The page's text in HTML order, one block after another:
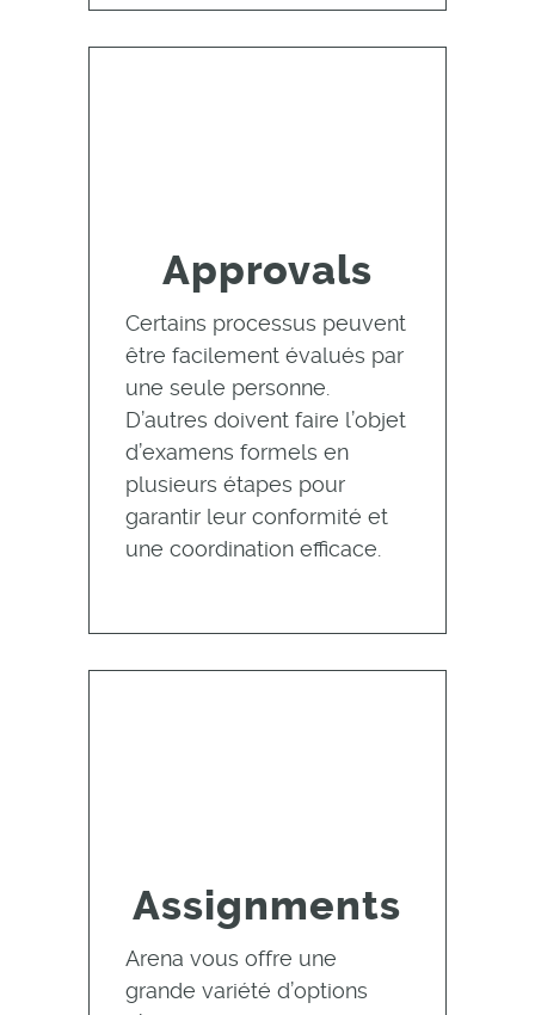
Approvals
Certains processus peuvent
être facilement évalués par
une seule personne.
D’autres doivent faire l’objet
d’examens formels en
plusieurs étapes pour
garantir leur conformité et
une coordination efficace.
Assignments
Arena vous offre une
grande variété d’options